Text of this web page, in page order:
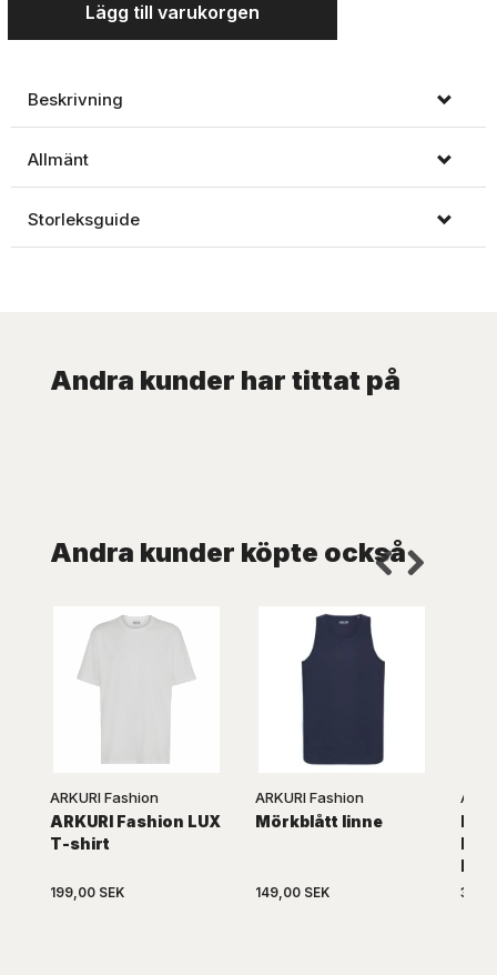
Lägg till varukorgen
Beskrivning
Allmänt
Storleksguide
Andra kunder har tittat på
Andra kunder köpte också
ARKURI Fashion
ARKURI Fashion LUX
T-shirt
199,00 SEK
ARKURI Fashion
Mörkblått linne
149,00 SEK